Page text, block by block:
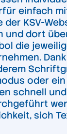
einfach
KSV-
und dort
die
oder
schnell und
sich